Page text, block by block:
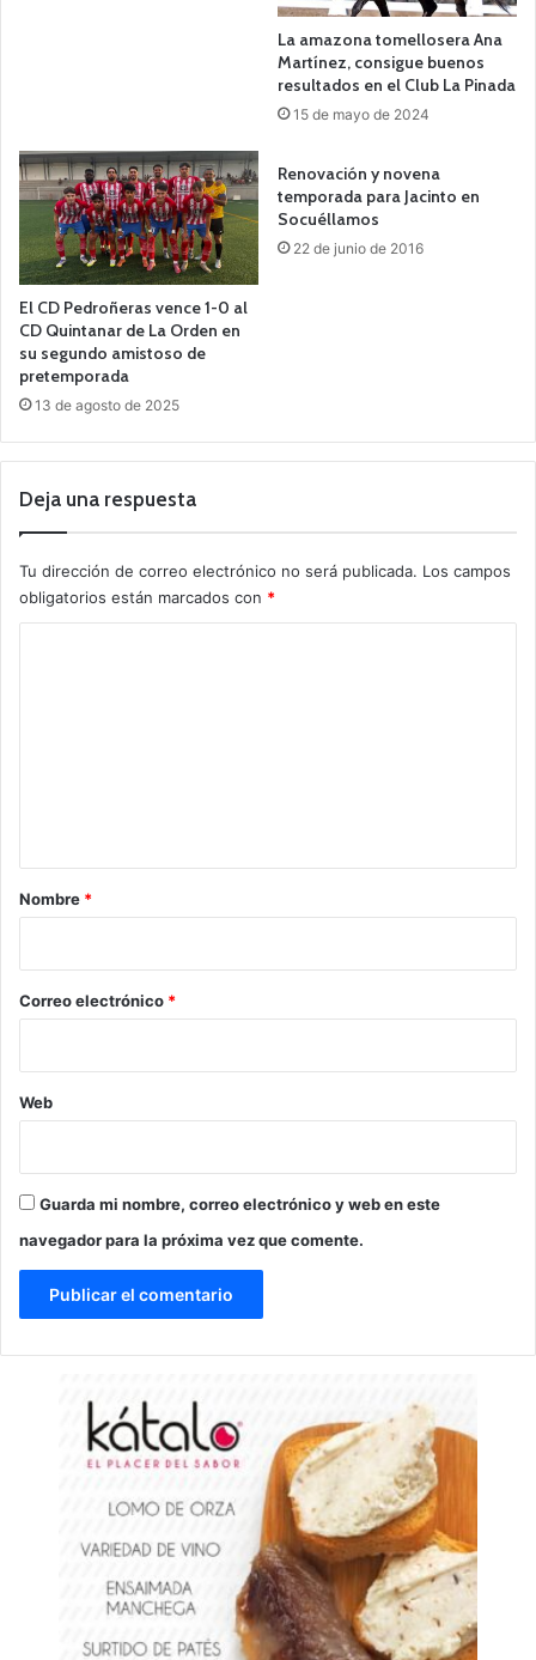
La amazona tomellosera Ana
Martínez, consigue buenos
resultados en el Club La Pinada
15 de mayo de 2024
El CD Pedroñeras vence 1-0 al
CD Quintanar de La Orden en
su segundo amistoso de
pretemporada
13 de agosto de 2025
Renovación y novena
temporada para Jacinto en
Socuéllamos
22 de junio de 2016
Deja una respuesta
Tu dirección de correo electrónico no será publicada. Los campos
obligatorios están marcados con *
r
*
Nombre *
Correo electrónico *
Web
Guarda mi nombre, correo electrónico y web en este
navegador para la próxima vez que comente.